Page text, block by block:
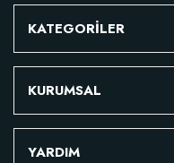
Doğal Akıllı Organik
KATEGORİLER
KURUMSAL
YARDIM